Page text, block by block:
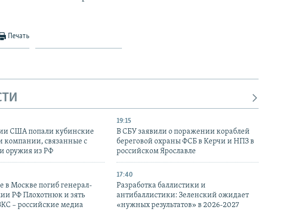
Печать
США попали кубинские
компании, связанные с
оружия из РФ
19:15
В СБУ заявили о поражении кораблей
береговой охраны ФСБ в Керчи и НПЗ в
российском Ярославле
в Москве погиб генерал-
РФ Плохотнюк и зять
– российские медиа
17:40
Разработка баллистики и
антибаллистики: Зеленский ожидает
«нужных результатов» в 2026-2027